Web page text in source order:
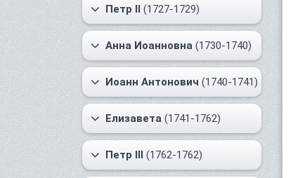
Петр II (1727-1729)
Анна Иоанновна (1730-1740)
Иоанн Антонович (1740-1741)
Елизавета (1741-1762)
Петр III (1762-1762)